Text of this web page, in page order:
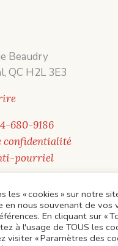
Beaudry
QC H2L 3E3
680-9186
confidentialité
pourriel
CONTACTS
les « cookies » sur notre
en nous souvenant de vos
En cliquant sur «
à l'usage de TOUS les
visiter « Paramètres des